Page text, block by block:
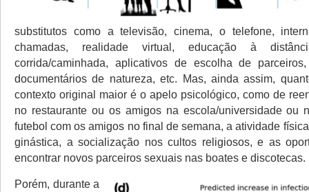
substitutos como a televisão, cinema, o telefone,
chamadas, realidade virtual, educação à
corrida/caminhada, aplicativos de escolha de
documentários de natureza, etc. Mas, ainda assim,
contexto original maior é o apelo psicológico, como de
no restaurante ou os amigos na escola/universidade ou
futebol com os amigos no final de semana, a atividade
ginástica, a socialização nos cultos religiosos, e as
encontrar novos parceiros sexuais nas boates e discotecas.
Porém, durante a